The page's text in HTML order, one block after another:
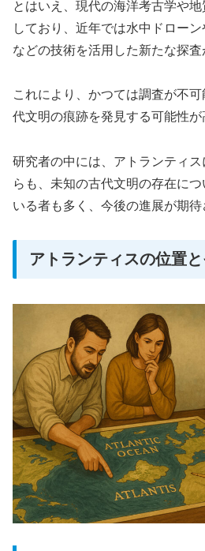
とはいえ、現代の海洋考古学や
しており、近年では水中ドロー
などの技術を活用した新たな探査
これにより、かつては調査が不
代文明の痕跡を発見する可能性が
研究者の中には、アトランティ
らも、未知の古代文明の存在に
いる者も多く、今後の進展が期待
アトランティスの位置